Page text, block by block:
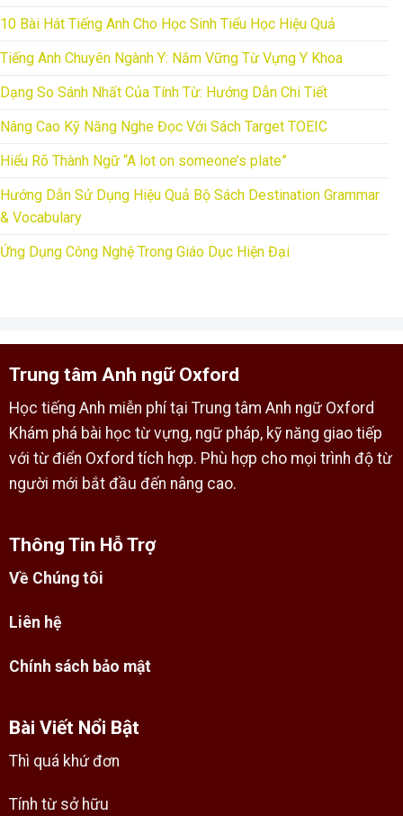
10 Bài Hát Tiếng Anh Cho Học Sinh Tiểu Học Hiệu Quả
Tiếng Anh Chuyên Ngành Y: Nắm Vững Từ Vựng Y Khoa
Dạng So Sánh Nhất Của Tính Từ: Hướng Dẫn Chi Tiết
Nâng Cao Kỹ Năng Nghe Đọc Với Sách Target TOEIC
Hiểu Rõ Thành Ngữ “A lot on someone’s plate”
Hướng Dẫn Sử Dụng Hiệu Quả Bộ Sách Destination Grammar
& Vocabulary
Ứng Dụng Công Nghệ Trong Giáo Dục Hiện Đại
Trung tâm Anh ngữ Oxford
Học tiếng Anh miễn phí tại Trung tâm Anh ngữ Oxford
Khám phá bài học từ vựng, ngữ pháp, kỹ năng giao tiếp
với từ điển Oxford tích hợp. Phù hợp cho mọi trình độ từ
người mới bắt đầu đến nâng cao.
Thông Tin Hỗ Trợ
Về Chúng tôi
Liên hệ
Chính sách bảo mật
Bài Viết Nổi Bật
Thì quá khứ đơn
Tính từ sở hữu